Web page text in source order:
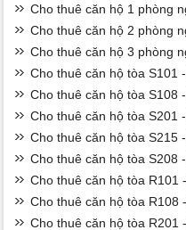
Cho thuê căn hộ 1 phòng
Cho thuê căn hộ 2 phòng
Cho thuê căn hộ 3 phòng
Cho thuê căn hộ tòa S101
Cho thuê căn hộ tòa S108
Cho thuê căn hộ tòa S201
Cho thuê căn hộ tòa S215
Cho thuê căn hộ tòa S208
Cho thuê căn hộ tòa R101
Cho thuê căn hộ tòa R108
Cho thuê căn hộ tòa R201